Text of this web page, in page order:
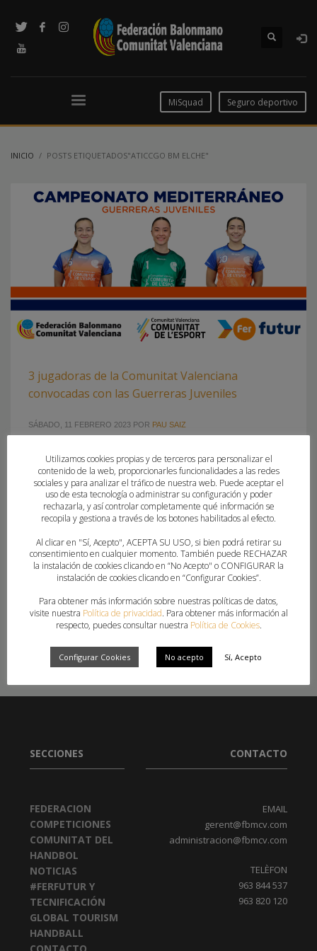
MiSquad Seguro deportivo
INICIO POSTS ETIQUETADOS"ATICCGO BM ELCHE"
3 jugadoras de la Comunitat Valenciana
convocadas con las Guerreras Juveniles
SÁBADO, 11 FEBRERO 2023 POR PAU SAIZ
La selección española afrontará, del 23 de febrero al 5 de
marzo, su primera actividad del 2023, con la disputa del
Campeonato Mediterráneo, en Náfplio, como plato fuerte
Las Guerreras Juveniles regresan a la acción este 2023 con
la primera actividad del año, coincidiendo con la semana
internacional femenina. La selección española, de hecho,
estará algunos días
ETIQUETADO BAJO:
ATICCGO BM ELCHE GUERRERAS JUVENILES
HANDBOL ONDA, LUCÍA JULVE,SARA PALANQUES
SECCIONES
FEDERACION
COMPETICIONES
COMUNITAT DEL
HANDBOL
NOTICIAS
#FERFUTUR Y
TECNIFICACIÓN
GLOBAL TOURISM
HANDBALL
CONTACTO
CONTACTO
EMAIL
gerent@fbmcv.com
administracion@fbmcv.com
TELÈFON
963 844 537
963 820 120
Utilizamos cookies propias y de terceros para personalizar el
contenido de la web, proporcionarles funcionalidades a las redes
sociales y para analizar el tráfico de nuestra web. Puede aceptar el
uso de esta tecnología o administrar su configuración y poder
rechazarla, y así controlar completamente qué información se
recopila y gestiona a través de los botones habilitados al efecto.
Al clicar en "Sí, Acepto", ACEPTA SU USO, si bien podrá retirar su
consentimiento en cualquier momento. También puede RECHAZAR
la instalación de cookies clicando en “No Acepto" o CONFIGURAR la
instalación de cookies clicando en “Configurar Cookies”.
Para obtener más información sobre nuestras políticas de datos,
visite nuestra Política de privacidad. Para obtener más información al
respecto, puedes consultar nuestra Política de Cookies.
Configurar Cookies No acepto Sí, Acepto